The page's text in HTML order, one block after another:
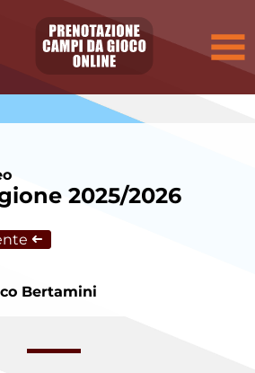
2025/2026
➜
Bertamini